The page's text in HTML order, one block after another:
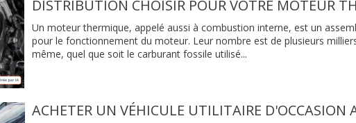
DISTRIBUTION CHOISIR POUR VOTRE MOTEUR
Un moteur thermique, appelé aussi à combustion interne, est un
pour le fonctionnement du moteur. Leur nombre est de plusieurs
même, quel que soit le carburant fossile utilisé...
ACHETER UN VÉHICULE UTILITAIRE D'OCCASION